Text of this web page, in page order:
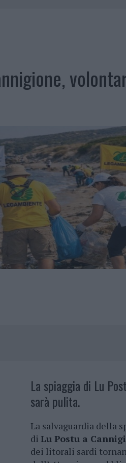
BELLA ANCHE DAL VIVO: UN AMICO VIP SVELA
La spiaggia di Lu
sarà pulita.
La salvaguardia della
di Lu Postu a
dei litorali sardi